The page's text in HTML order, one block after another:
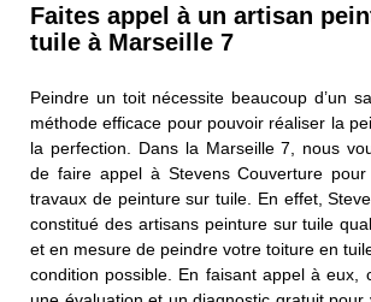
Faites appel à un artisan
tuile à Marseille 7
Peindre un toit nécessite beaucoup d’un
méthode efficace pour pouvoir réaliser la
la perfection. Dans la Marseille 7, nous
de faire appel à Stevens Couverture
travaux de peinture sur tuile. En effet,
constitué des artisans peinture sur tuile
et en mesure de peindre votre toiture en
condition possible. En faisant appel à eux,